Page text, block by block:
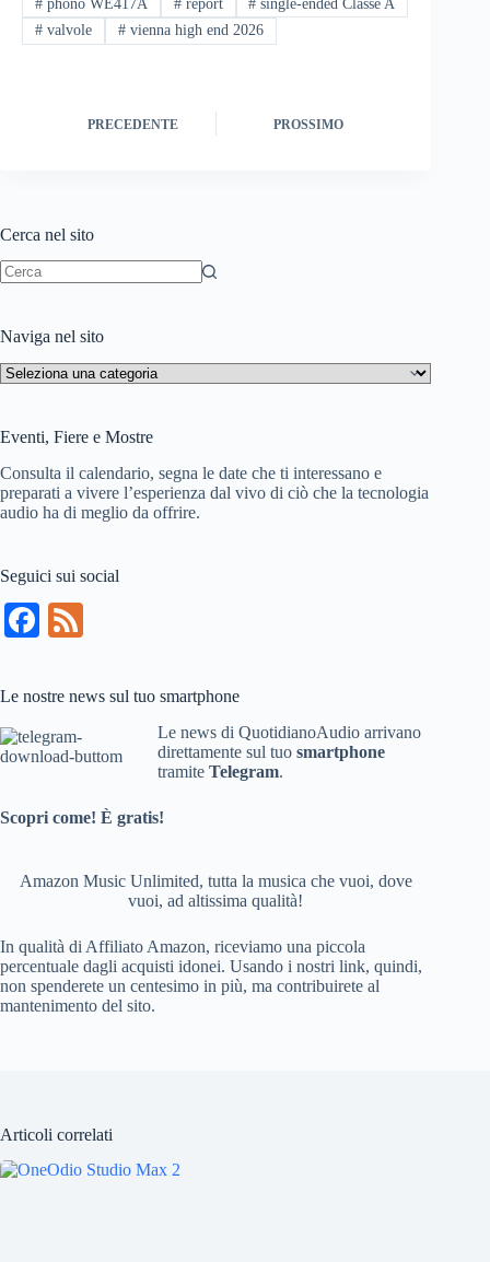
#phono WE417A #report # single-ended Classe A
#valvole #vienna high end 2026
PRECEDENTE PROSSIMO
Cerca nel sito
Naviga nel sito
Naviga
nel
Eventi, Fiere e Mostre
Consulta il calendario, segna le date che ti interessano e
preparati a vivere l’esperienza dal vivo di ciò che la tecnologia
audio ha di meglio da offrire.
Seguici sui social
Fa
bo
ok
Le nostre news sul tuo smartphone
Le news di QuotidianoAudio arrivano
direttamente sul tuo smartphone
tramite Telegram.
Scopri come! È gratis!
Amazon Music Unlimited, tutta la musica che vuoi, dove
vuoi, ad altissima qualità!
In qualità di Affiliato Amazon, riceviamo una piccola
percentuale dagli acquisti idonei. Usando i nostri link, quindi,
non spenderete un centesimo in più, ma contribuirete al
mantenimento del sito.
Articoli correlati